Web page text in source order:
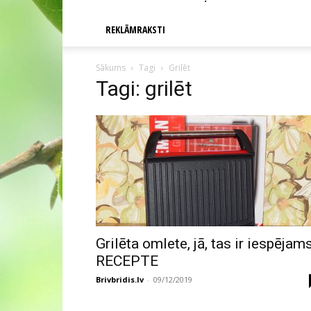
REKLĀMRAKSTI
Sākums Tagi Grilēt
Tagi: grilēt
Grilēta omlete, jā, tas ir
RECEPTE
Brivbridis.lv - 09/12/2019